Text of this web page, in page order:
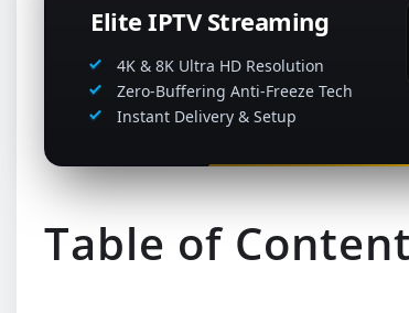
Elite IPTV Streaming
4K & 8K Ultra HD Resolution
Zero-Buffering Anti-Freeze Tech
Instant Delivery & Setup
Table of